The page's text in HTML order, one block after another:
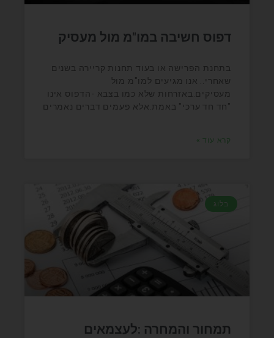
דפוס חשיבה במו"מ מול מעסיק
בתחנת הפרישה או בעוד תחנות קריירה בשנים
שאחרי.. אנו מגיעים למו"מ מול
מעסיקים.באזרחות שלא כמו בצבא -הדפוס אינו
"חד חד ערכי" באמת.אלא פעמים דברים נאמרים
קרא עוד »
בלוג
תמחור והמחרה :לעצמאים